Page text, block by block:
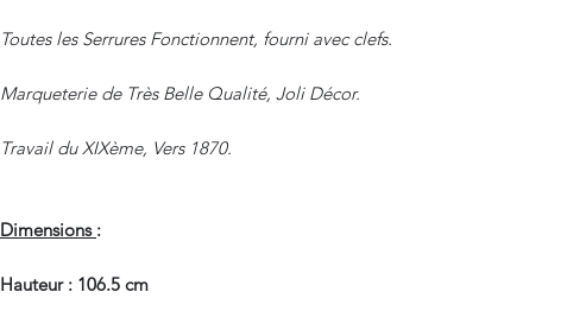
Toutes les Serrures Fonctionnent, fourni avec clefs.
Marqueterie de Très Belle Qualité, Joli Décor.
Travail du XIXème, Vers 1870.
Dimensions :
Hauteur : 106.5 cm